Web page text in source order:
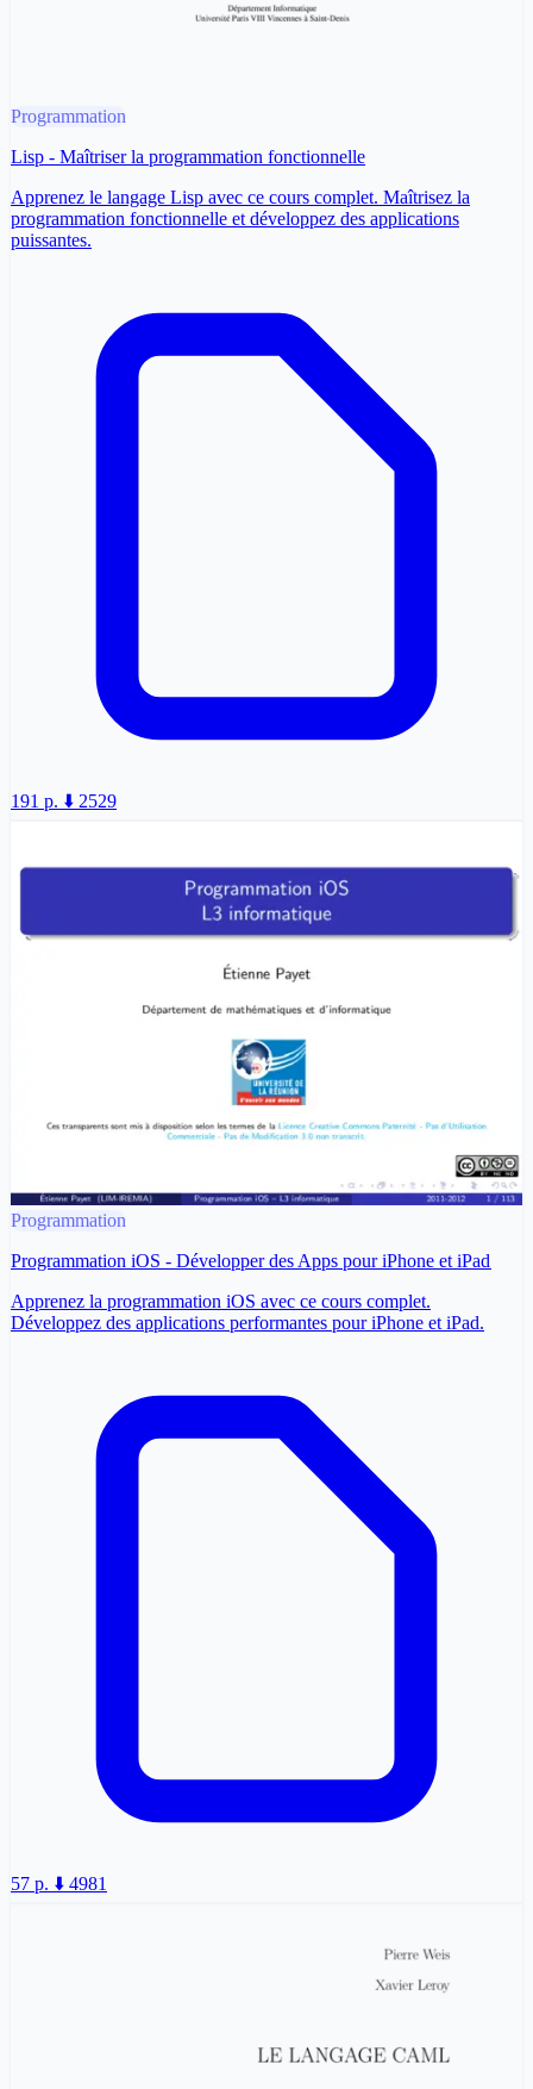
Programmation
Lisp - Maîtriser la programmation fonctionnelle
Apprenez le langage Lisp avec ce cours complet. Maîtrisez la
programmation fonctionnelle et développez des applications
puissantes.
191 p. ⬇️ 2529
Programmation
Programmation iOS - Développer des Apps pour iPhone et iPad
Apprenez la programmation iOS avec ce cours complet.
Développez des applications performantes pour iPhone et iPad.
57 p. ⬇️ 4981